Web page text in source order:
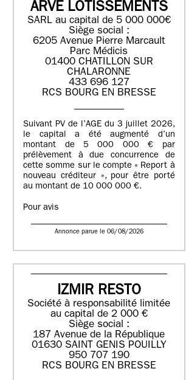
ARVE LOTISSEMENTS
SARL au capital de 5 000 000€
Siège social :
6205 Avenue Pierre Marcault
Parc Médicis
01400 CHATILLON SUR
CHALARONNE
433 696 127
RCS BOURG EN BRESSE
Suivant PV de l’AGE du 3 juillet 2026,
le capital a été augmenté d’un
montant de 5 000 000 € par
prélèvement à due concurrence de
cette somme sur le compte « Report à
nouveau créditeur », pour être porté
au montant de 10 000 000 €.
Pour avis
Annonce parue le 06/08/2026
IZMIR RESTO
Société à responsabilité limitée
au capital de 2 000 €
Siège social :
187 Avenue de la République
01630 SAINT GENIS POUILLY
950 707 190
RCS BOURG EN BRESSE